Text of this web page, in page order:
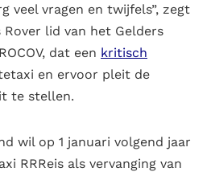
veel vragen en twijfels”, zegt
Rover lid van het Gelders
dat een kritisch
en ervoor pleit de
te stellen.
wil op 1 januari volgend jaar
RRReis als vervanging van